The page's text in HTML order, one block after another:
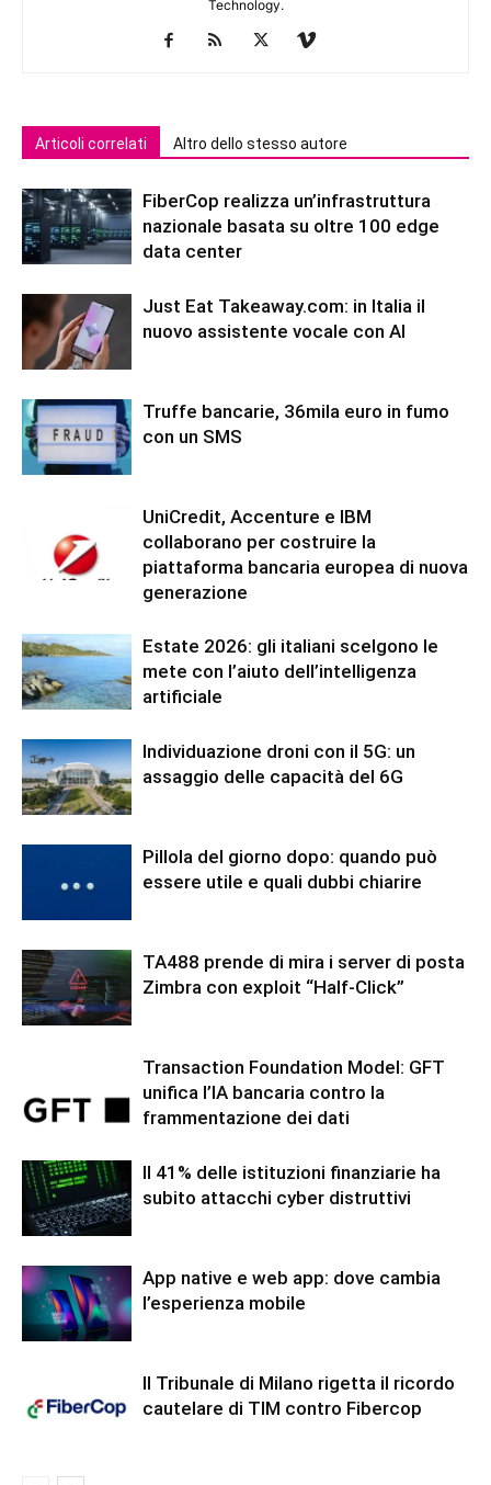
Technology.
Articoli correlati Altro dello stesso autore
FiberCop realizza un’infrastruttura
nazionale basata su oltre 100 edge
data center
Just Eat Takeaway.com: in Italia il
nuovo assistente vocale con AI
Truffe bancarie, 36mila euro in fumo
con un SMS
UniCredit, Accenture e IBM
collaborano per costruire la
piattaforma bancaria europea di nuova
generazione
Estate 2026: gli italiani scelgono le
mete con l’aiuto dell’intelligenza
artificiale
Individuazione droni con il 5G: un
assaggio delle capacità del 6G
Pillola del giorno dopo: quando può
essere utile e quali dubbi chiarire
TA488 prende di mira i server di posta
Zimbra con exploit “Half-Click”
Transaction Foundation Model: GFT
unifica l’IA bancaria contro la
frammentazione dei dati
Il 41% delle istituzioni finanziarie ha
subito attacchi cyber distruttivi
App native e web app: dove cambia
l’esperienza mobile
Il Tribunale di Milano rigetta il ricordo
cautelare di TIM contro Fibercop